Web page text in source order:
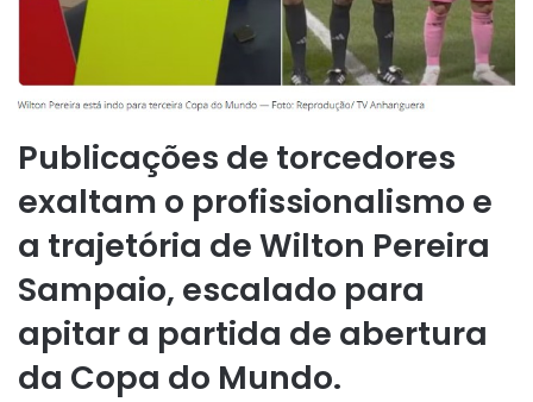
Publicações de torcedores
exaltam o profissionalismo e
a trajetória de Wilton Pereira
Sampaio, escalado para
apitar a partida de abertura
da Copa do Mundo.